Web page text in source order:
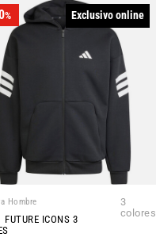
% Exclusivo online
Hombre
FUTURE ICONS 3
3
colores